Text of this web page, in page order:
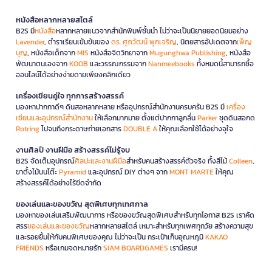
หนังสือหลากหลายสไตล์
B2S มีหนังสือหลากหลายแนวจากสำนักพิมพ์ชั้นนำ ไม่ว่าจะเป็นนิยายยอดนิยมอย่าง
Lavender, ตำราเรียนเข้มข้นของดร. ศุภวัฒน์ พุกเจริญ, นิตยสารอัปเดตจากเพ็ญ
บุญ, หนังสือเด็กจากMIS หนังสือจิตวิทยาจากMugunghwa Publishing, หนังสือ
พัฒนาตนเองจากKOOB และวรรณกรรมจากNanmeebooks ทั้งหมดนี้สามารถซื้อ
ออนไลน์ได้อย่างง่ายดายเพียงคลิกเดียว
เครื่องเขียนคู่ใจ ทุกการสร้างสรรค์
มองหาปากกาดีๆ ดินสอหลากหลาย หรืออุปกรณ์สำนักงานครบครัน B2S มีเครื่อง
เขียนและอุปกรณ์สำนักงานให้เลือกมากมาย ตั้งแต่ปากกาลูกลื่นParkerชุดดินสอกด
Rotringไปจนถึงกระดาษถ่ายเอกสารDOUBLE Aให้คุณเลือกใช้ได้อย่างจุใจ
งานศิลป์ งานฝีมือ สร้างสรรค์ไม่รู้จบ
B2S จัดเต็มอุปกรณ์ศิลปะและงานฝีมือสำหรับคนสร้างสรรค์ตัวจริง ทั้งสีไม้Colleen,
ขาตั้งไม้บนโต๊ะPyramidและอุปกรณ์ DIY ต่างๆ จากMONT MARTEให้คุณ
สร้างสรรค์ได้อย่างไร้ขีดจำกัด
ของเล่นและของขวัญ สุดพิเศษทุกเทศกาล
มองหาของเล่นเสริมพัฒนาการ หรือของขวัญสุดพิเศษสำหรับทุกโอกาส B2S เราคัด
สรรของเล่นและของขวัญหลากหลายสไตล์ เหมาะสำหรับทุกเพศทุกวัย สร้างความสุข
และรอยยิ้มให้กับคนพิเศษของคุณ ไม่ว่าจะเป็น กระเป๋าเก็บอุณหภูมิKAKAO
FRIENDS หรือเกมจดหมายรักSIAM BOARDGAMES เรามีครบ!